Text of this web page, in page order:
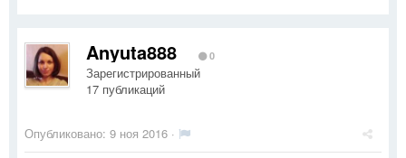
Anyuta888 0
Зарегистрированный
17 публикаций
Опубликовано: 9 ноя 2016 ·